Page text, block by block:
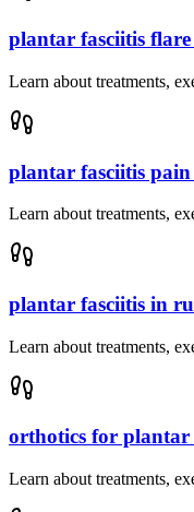
plantar fasciitis
Learn about treatments,
plantar fasciitis
Learn about treatments,
plantar fasciitis in
Learn about treatments,
orthotics for plantar
Learn about treatments,